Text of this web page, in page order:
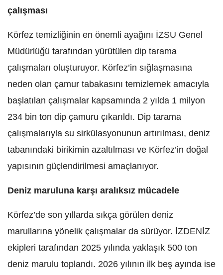
çalışması
Körfez temizliğinin en önemli ayağını İZSU Genel
Müdürlüğü tarafından yürütülen dip tarama
çalışmaları oluşturuyor. Körfez’in sığlaşmasına
neden olan çamur tabakasını temizlemek amacıyla
başlatılan çalışmalar kapsamında 2 yılda 1 milyon
234 bin ton dip çamuru çıkarıldı. Dip tarama
çalışmalarıyla su sirkülasyonunun artırılması, deniz
tabanındaki birikimin azaltılması ve Körfez’in doğal
yapısının güçlendirilmesi amaçlanıyor.
Deniz maruluna karşı aralıksız mücadele
Körfez’de son yıllarda sıkça görülen deniz
marullarına yönelik çalışmalar da sürüyor. İZDENİZ
ekipleri tarafından 2025 yılında yaklaşık 500 ton
deniz marulu toplandı. 2026 yılının ilk beş ayında ise